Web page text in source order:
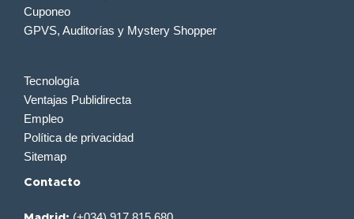
Cuponeo
GPVS, Auditorías y Mystery Shopper
Tecnología
Ventajas Publidirecta
Empleo
Política de privacidad
Sitemap
Contacto